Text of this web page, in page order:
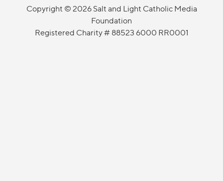
Copyright © 2026 Salt and Light Catholic Media
Foundation
Registered Charity # 88523 6000 RR0001